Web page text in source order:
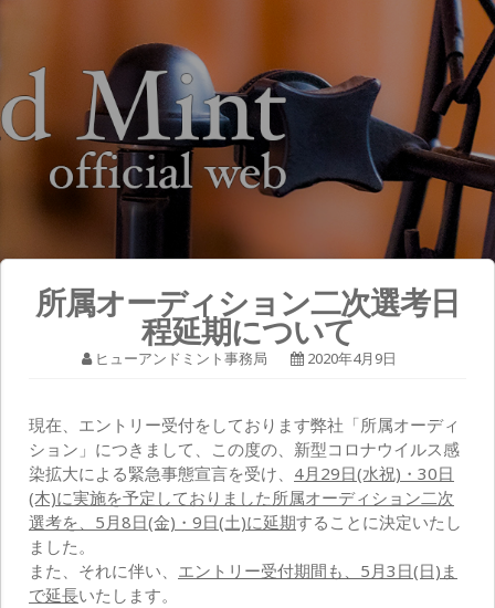
所属オーディション二次選考日
程延期について
ヒューアンドミント事務局 2020年4月9日
現在、エントリー受付をしております弊社「所属オーディ
ション」につきまして、この度の、新型コロナウイルス感
染拡大による緊急事態宣言を受け、 4月29日(水祝)・30日
(木)に実施を予定しておりました所属オーディション二次
選考を、5月8日(金)・9日(土)に延期することに決定いたし
ました。
また、それに伴い、 エントリー受付期間も、5月3日(日)ま
で延長いたします。